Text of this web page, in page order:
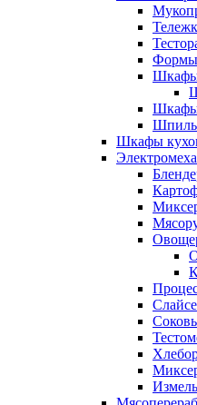
Формы
Шкафы
Шкафы
Шкафы